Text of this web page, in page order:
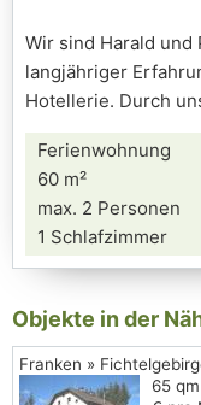
Wir sind Harald und
langjähriger
Hotellerie. Durch
Ferienwohnung
60 m²
max. 2 Personen
1 Schlafzimmer
Objekte in der
Franken »
65 qm